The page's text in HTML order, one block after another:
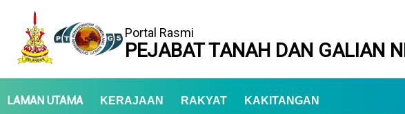
Portal Rasmi
PEJABAT TANAH DAN GALIAN
LAMAN UTAMA KERAJAAN RAKYAT KAKITANGAN